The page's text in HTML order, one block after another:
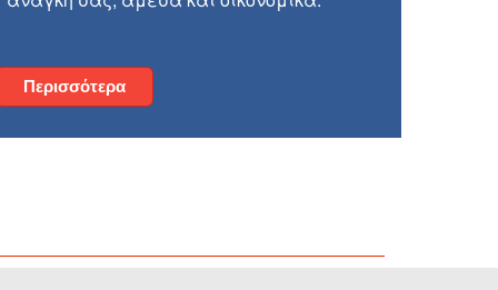
Περισσότερα